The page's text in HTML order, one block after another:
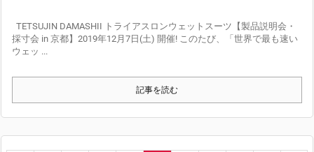
TETSUJIN DAMASHII トライアスロンウェットスーツ【製品説明会・
採寸会 in 京都】2019年12月7日(土) 開催! このたび、「世界で最も速い
ウェッ ...
記事を読む